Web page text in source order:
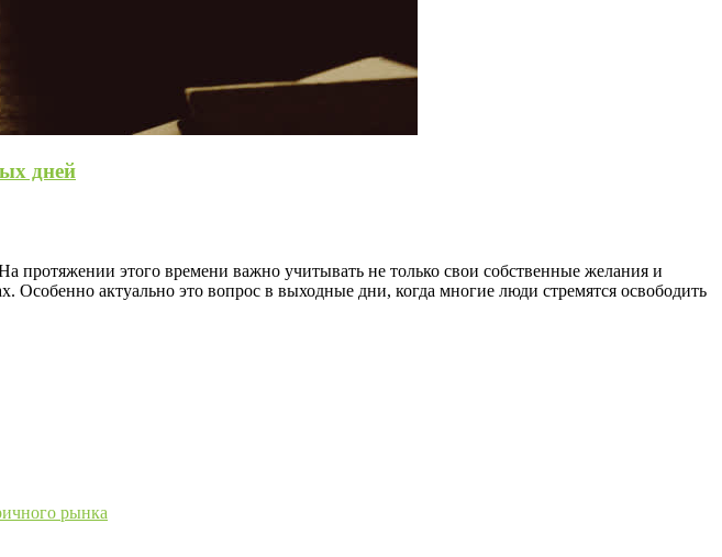
дней
этого времени важно учитывать не только свои собственные желания и
актуально это вопрос в выходные дни, когда многие люди стремятся освободить
рынка